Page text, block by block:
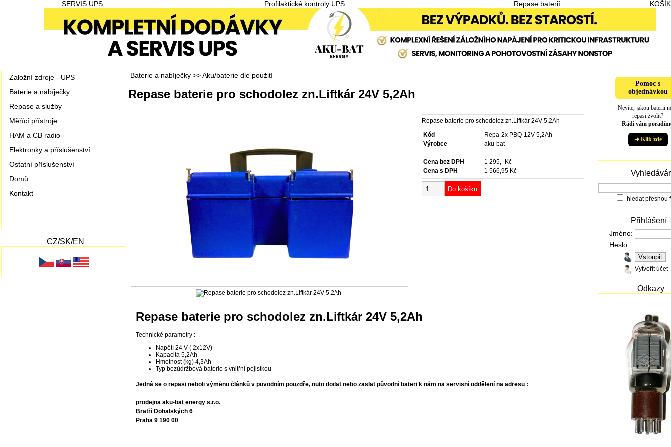
SERVIS UPS Profilaktické kontroly UPS Repase baterií KOŠÍK
Založní zdroje - UPS
Baterie a nabíječky
Repase a služby
Měřící přístroje
HAM a CB radio
Elektronky a příslušenství
Ostatní příslušenství
Domů
Kontakt
CZ/SK/EN
Baterie a nabíječky>>Aku/baterie dle použití
Repase baterie pro schodolez zn.Liftkár 24V 5,2Ah
Repase baterie pro schodolez zn.Liftkár 24V 5,2Ah
Kód
Repa-2x PBQ-12V 5,2Ah
Výrobce
aku-bat
Cena bez DPH
1 295,- Kč
Cena s DPH
1 566,95 Kč
Do košíku
Repase baterie pro schodolez zn.Liftkár 24V 5,2Ah
Technické parametry :
Napětí 24 V ( 2x12V)
Kapacita 5,2Ah
Hmotnost (kg) 4,3Ah
Typ bezúdržbová baterie s vnitřní pojistkou
Jedná se o repasi neboli výměnu článků v původním pouzdře, nuto dodat nebo zaslat původní bateri k nám na servisní oddělení na adresu :
prodejna aku-bat energy s.r.o.
Bratří Dohalských 6
Praha 9 190 00
Pomoc s
objednávkou
Nevíte, jakou baterii
repasi zvolit?
Rádi vám
➜ Klik zde
hledat přesnou
Přihlášení
Jméno:
Heslo:
Vytvořit účet
Odkazy